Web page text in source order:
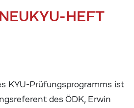
KYU-HEFT
KYU-Prüfungsprogramms ist
des ÖDK, Erwin